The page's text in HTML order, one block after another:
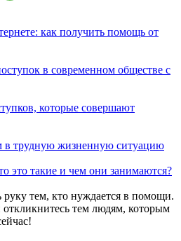
как получить помощь от
в современном обществе с
которые совершают
трудную жизненную ситуацию
это такие и чем они занимаются?
руку тем, кто нуждается в помощи.
откликнитесь тем людям, которым